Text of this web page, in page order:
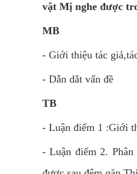
vật Mị nghe được
MB
- Giới thiệu tác
- Dẫn dắt vấn đề
TB
- Luận điểm 1 :Giới
- Luận điểm 2.